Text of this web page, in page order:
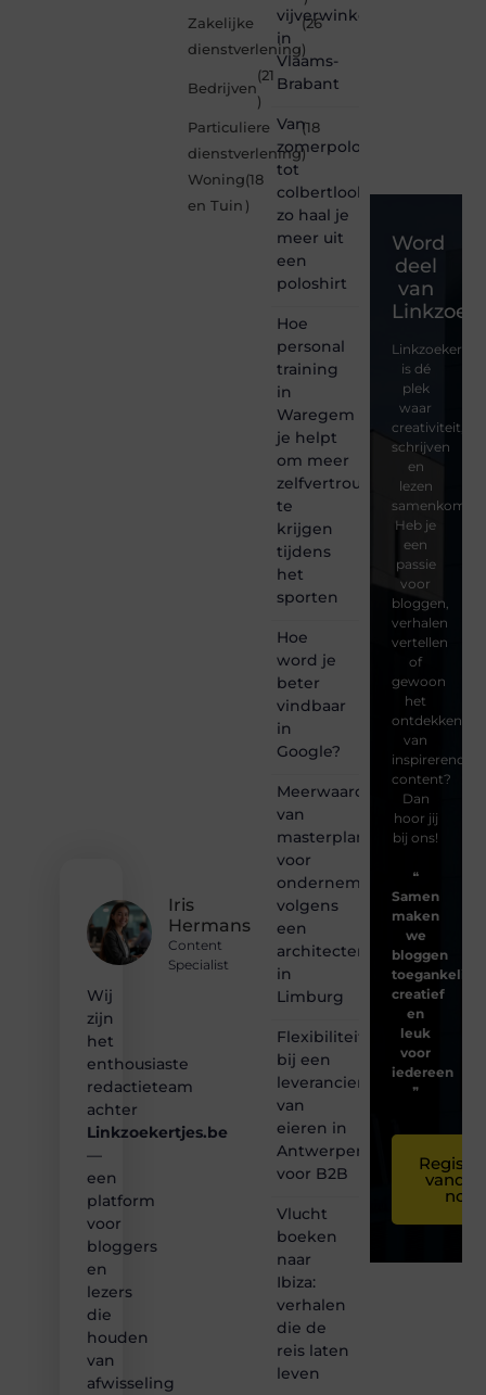
Iris
Hermans
Content
Specialist
Wij
zijn
het
enthousiaste
redactieteam
achter
Linkzoekertjes.be
—
een
platform
voor
bloggers
en
lezers
die
houden
van
afwisseling
Zakelijke
dienstverlening
(26
)
Bedrijven
(21
)
Particuliere
dienstverlening
(18
)
Woning
en Tuin
(18
)
vijverwinkel
in
Vlaams-
Brabant
Van
zomerpolo
tot
colbertlook
zo haal je
meer uit
een
poloshirt
Hoe
personal
training
in
Waregem
je helpt
om meer
zelfvertrouwen
te
krijgen
tijdens
het
sporten
Hoe
word je
beter
vindbaar
in
Google?
Meerwaarde
van
masterplanning
voor
ondernemingen
volgens
een
architectenbureau
in
Limburg
Flexibiliteit
bij een
leverancier
van
eieren in
Antwerpen
voor B2B
Vlucht
boeken
naar
Ibiza:
verhalen
die de
reis laten
leven
Word
deel
van
is dé
plek
waar
creativiteit,
schrijven
en
lezen
samenkomen.
Heb je
een
passie
voor
bloggen,
verhalen
vertellen
of
gewoon
het
ontdekken
van
inspirerende
content?
Dan
hoor jij
bij ons!
❝
Samen
maken
we
bloggen
toegankelijk,
creatief
en
leuk
voor
iedereen
❞
nog